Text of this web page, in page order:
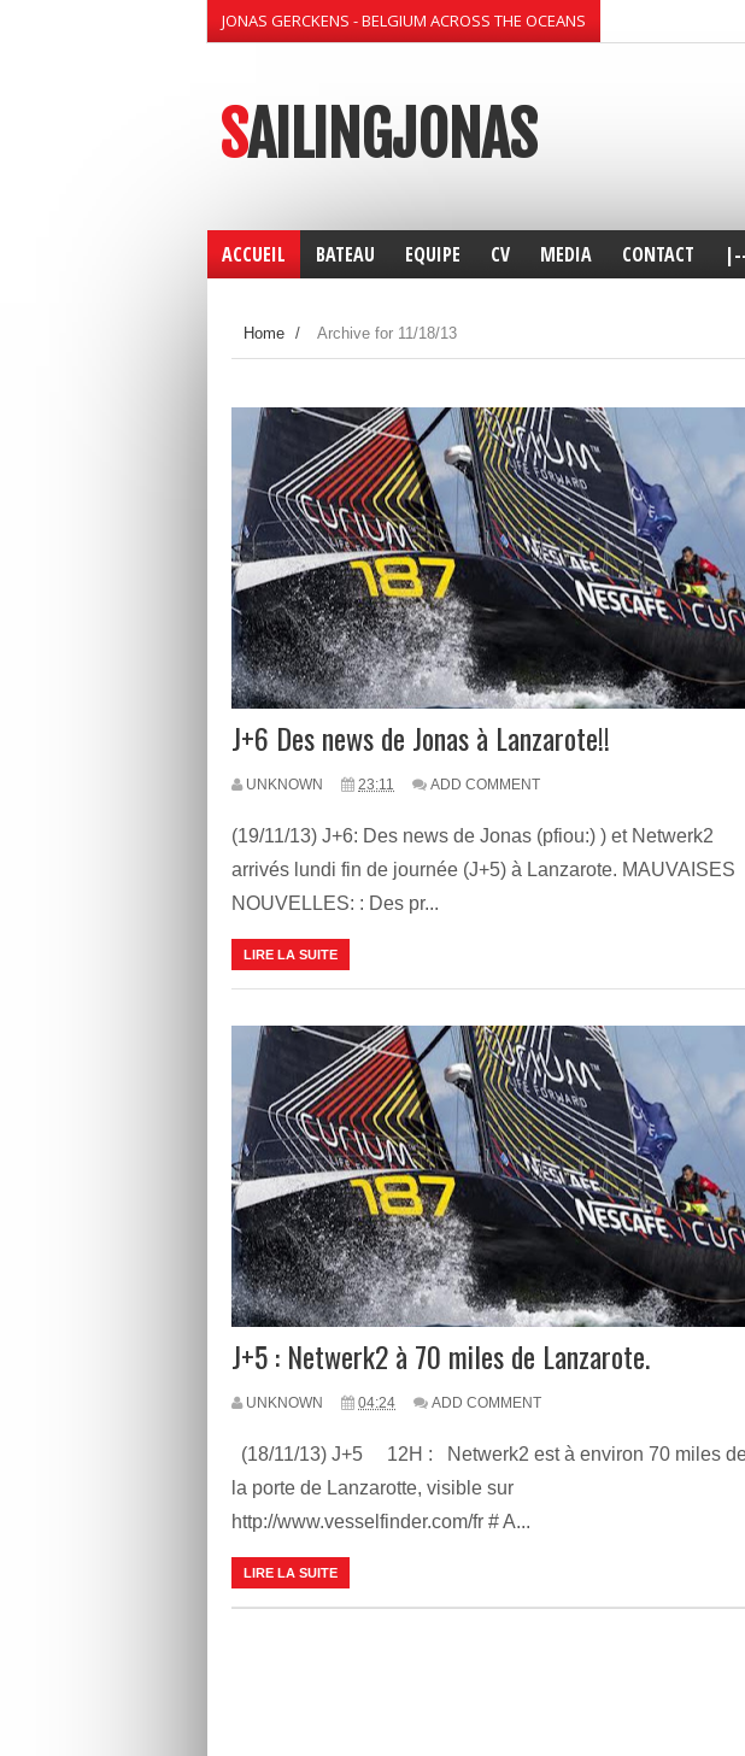
JONAS GERCKENS - BELGIUM ACROSS THE OCEANS
SAILINGJONAS
ACCUEIL BATEAU EQUIPE CV MEDIA CONTACT
Home / Archive for 11/18/13
J+6 Des news de Jonas à Lanzarote!!
UNKNOWN 23:11 ADD COMMENT
(19/11/13) J+6: Des news de Jonas (pfiou:) ) et Netwerk2
arrivés lundi fin de journée (J+5) à Lanzarote. MAUVAISES
NOUVELLES: : Des pr...
LIRE LA SUITE
J+5 : Netwerk2 à 70 miles de Lanzarote.
UNKNOWN 04:24 ADD COMMENT
(18/11/13) J+5 12H : Netwerk2 est à environ 70 miles
la porte de Lanzarotte, visible sur
http://www.vesselfinder.com/fr # A...
LIRE LA SUITE